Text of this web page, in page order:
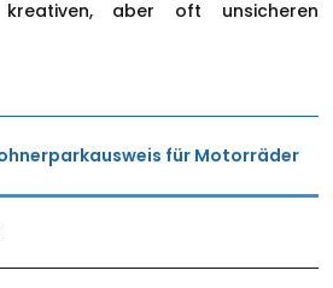
aber oft unsicheren
für Motorräder